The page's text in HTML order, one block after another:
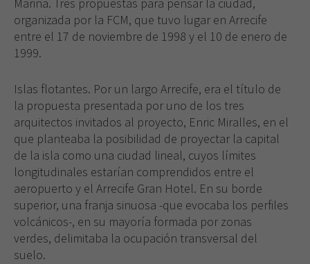
organizada por la FCM, que tuvo lugar en Arrecife
entre el 17 de noviembre de 1998 y el 10 de enero de
1999.
Islas flotantes. Por un largo Arrecife, era el título de
la propuesta presentada por uno de los tres
arquitectos invitados al proyecto, Enric Miralles, en el
que planteaba la posibilidad de proyectar la capital
de la isla como una ciudad lineal, cuyos límites
longitudinales estarían comprendidos entre el
aeropuerto y el Arrecife Gran Hotel. En su borde
superior, una franja sinuosa -que evocaba los perfiles
volcánicos-, en su mayoría formada por zonas
verdes, delimitaba la ocupación transversal del
suelo.